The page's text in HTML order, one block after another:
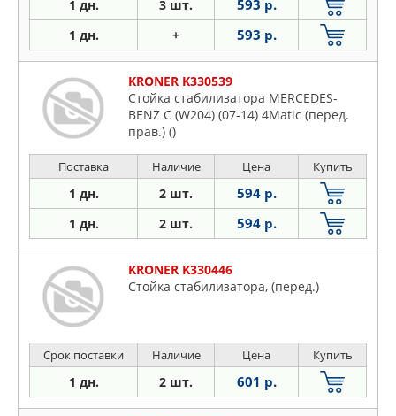
1 дн. 3 шт. 593 р.
1 дн. + 593 р.
KRONER K330539
Стойка стабилизатора MERCEDES-
BENZ C (W204) (07-14) 4Matic (перед.
прав.) ()
Поставка Наличие Цена Купить
1 дн. 2 шт. 594 р.
1 дн. 2 шт. 594 р.
KRONER K330446
Стойка стабилизатора, (перед.)
Срок поставки Наличие Цена Купить
1 дн. 2 шт. 601 р.